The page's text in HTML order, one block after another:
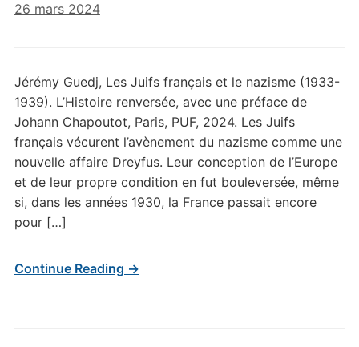
26 mars 2024
Jérémy Guedj, Les Juifs français et le nazisme (1933-
1939). L’Histoire renversée, avec une préface de
Johann Chapoutot, Paris, PUF, 2024. Les Juifs
français vécurent l’avènement du nazisme comme une
nouvelle affaire Dreyfus. Leur conception de l’Europe
et de leur propre condition en fut bouleversée, même
si, dans les années 1930, la France passait encore
pour […]
Continue Reading →